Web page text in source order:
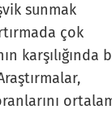
sunmak
çok
karşılığında